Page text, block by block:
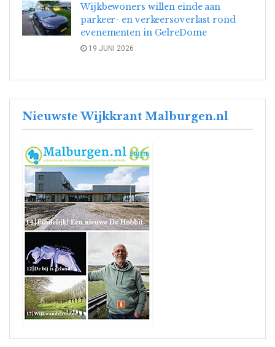
Wijkbewoners willen einde aan
parkeer- en verkeersoverlast rond
evenementen in GelreDome
19 JUNI 2026
Nieuwste Wijkkrant Malburgen.nl